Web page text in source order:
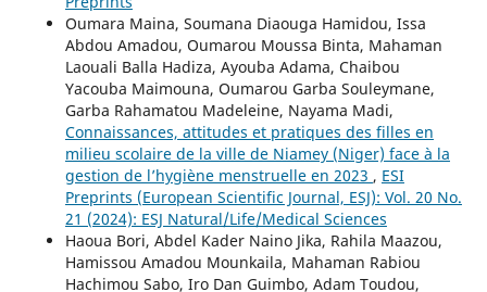
Oumara Maina, Soumana Diaouga Hamidou, Issa
Abdou Amadou, Oumarou Moussa Binta, Mahaman
Laouali Balla Hadiza, Ayouba Adama, Chaibou
Yacouba Maimouna, Oumarou Garba Souleymane,
Garba Rahamatou Madeleine, Nayama Madi,
Connaissances, attitudes et pratiques des filles en
milieu scolaire de la ville de Niamey (Niger) face à la
gestion de l’hygiène menstruelle en 2023 , ESI
Preprints (European Scientific Journal, ESJ): Vol. 20 No.
21 (2024): ESJ Natural/Life/Medical Sciences
Haoua Bori, Abdel Kader Naino Jika, Rahila Maazou,
Hamissou Amadou Mounkaila, Mahaman Rabiou
Hachimou Sabo, Iro Dan Guimbo, Adam Toudou,